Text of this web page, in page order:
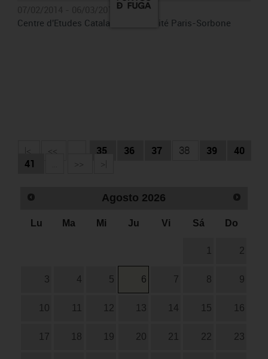
Centre d'Etudes Catalanes Université Paris-Sorbone
|< << 35 36 37 38 39
40
41
... >> >|
Agosto 2026
Lu Ma Mi Ju Vi Sá Do
1 2
3 4 5 6 7 8 9
10 11 12 13 14 15 16
17 18 19 20 21 22 23